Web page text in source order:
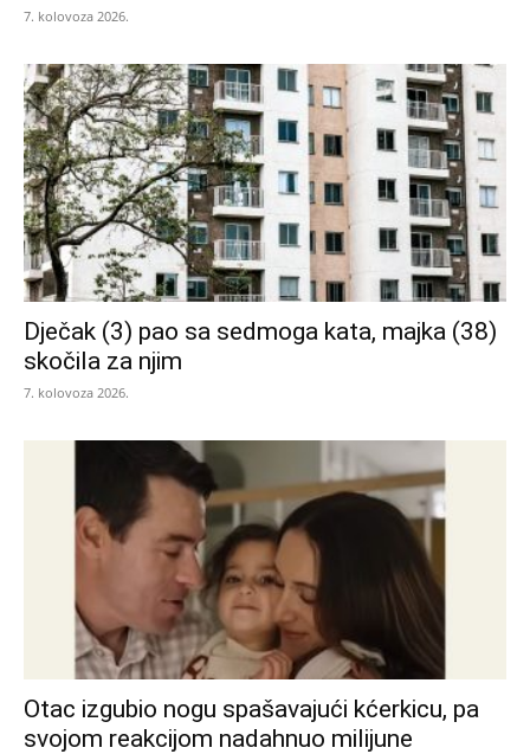
7. kolovoza 2026.
Dječak (3) pao sa sedmoga kata, majka (38)
skočila za njim
7. kolovoza 2026.
Otac izgubio nogu spašavajući kćerkicu, pa
svojom reakcijom nadahnuo milijune